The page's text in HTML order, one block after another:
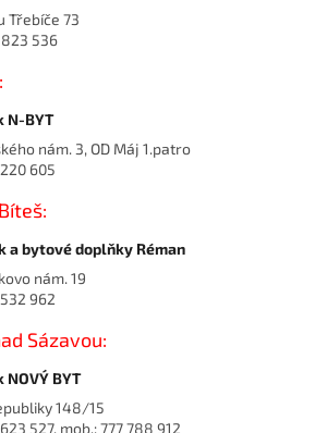
Třebíče 73
536
N-BYT
nám. 3, OD Máj 1.patro
605
a bytové doplňky Réman
nám. 19
962
Sázavou:
BYT
148/15
527, mob.: 777 788 912